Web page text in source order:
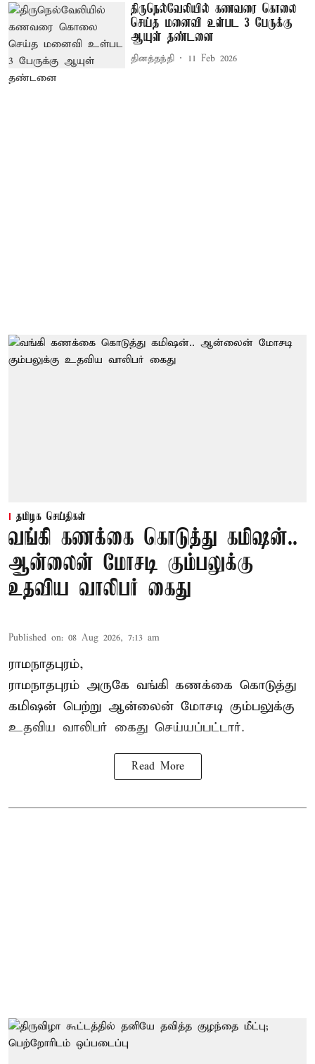
திருநெல்வேலியில் கணவரை கொலை
செய்த மனைவி உள்பட 3 பேருக்கு
ஆயுள் தண்டனை
தினத்தந்தி 11 Feb 2026
தமிழக செய்திகள்
வங்கி கணக்கை கொடுத்து கமிஷன்..
ஆன்லைன் மோசடி கும்பலுக்கு
உதவிய வாலிபர் கைது
Published on: 08 Aug 2026, 7:13 am
ராமநாதபுரம்,
ராமநாதபுரம் அருகே வங்கி கணக்கை கொடுத்து
கமிஷன் பெற்று ஆன்லைன் மோசடி கும்பலுக்கு
உதவிய வாலிபர் கைது செய்யப்பட்டார்.
Read More